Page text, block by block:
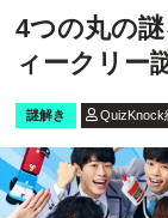
4つの丸の
ィークリー
謎解き QuizKnock